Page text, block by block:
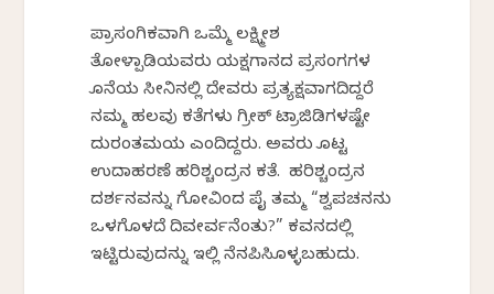
ಪ್ರಾಸಂಗಿಕವಾಗಿ ಒಮ್ಮೆ ಲಕ್ಷ್ಮೀಶ
ತೋಳ್ಪಾಡಿಯವರು ಯಕ್ಷಗಾನದ ಪ್ರಸಂಗಗಳ
ಕೊನೆಯ ಸೀನಿನಲ್ಲಿ ದೇವರು ಪ್ರತ್ಯಕ್ಷವಾಗದಿದ್ದರೆ
ನಮ್ಮ ಹಲವು ಕತೆಗಳು ಗ್ರೀಕ್ ಟ್ರಾಜಿಡಿಗಳಷ್ಟೇ
ದುರಂತಮಯ ಎಂದಿದ್ದರು. ಅವರು ಕೊಟ್ಟ
ಉದಾಹರಣೆ ಹರಿಶ್ಚಂದ್ರನ ಕತೆ. ಹರಿಶ್ಚಂದ್ರನ
ದರ್ಶನವನ್ನು ಗೋವಿಂದ ಪೈ ತಮ್ಮ “ಶ್ವಪಚನನು
ಒಳಗೊಳದೆ ದಿವಕೇರ್ವನೆಂತು?” ಕವನದಲ್ಲಿ
ಇಟ್ಟಿರುವುದನ್ನು ಇಲ್ಲಿ ನೆನಪಿಸಿಕೊಳ್ಳಬಹುದು.